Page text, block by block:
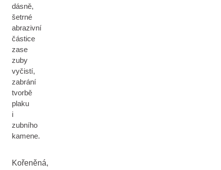
dásně,
šetrné
abrazivní
částice
zase
zuby
vyčistí,
zabrání
tvorbě
plaku
i
zubního
kamene.
Kořeněná,